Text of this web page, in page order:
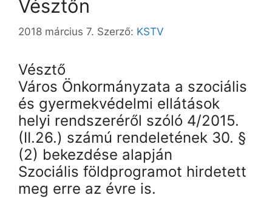
Vésztőn
2018 március 7. Szerző: KSTV
Vésztő
Város Önkormányzata a szociális
és gyermekvédelmi ellátások
helyi rendszeréről szóló 4/2015.
(II.26.) számú rendeletének 30. §
(2) bekezdése alapján
Szociális földprogramot hirdetett
meg erre az évre is.